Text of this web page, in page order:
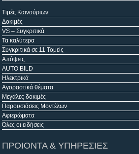
Τιμές Καινούριων
Δοκιμές
VS – Συγκριτικά
Τα καλύτερα
Συγκριτικά σε 11 Τομείς
Απόψεις
AUTO BILD
Ηλεκτρικά
Αγοραστικά θέματα
Μεγάλες δοκιμές
Παρουσιάσεις Μοντέλων
Αφιερώματα
Όλες οι ειδήσεις
ΠΡΟΙΟΝΤΑ & ΥΠΗΡΕΣΙΕΣ